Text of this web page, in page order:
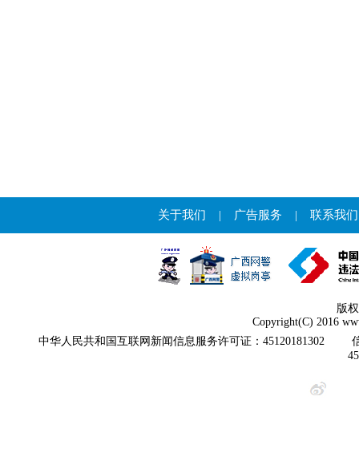
关于我们 | 广告服务 | 联系我们
版
Copyright(C) 2016
中华人民共和国互联网新闻信息服务许可证：45120181302